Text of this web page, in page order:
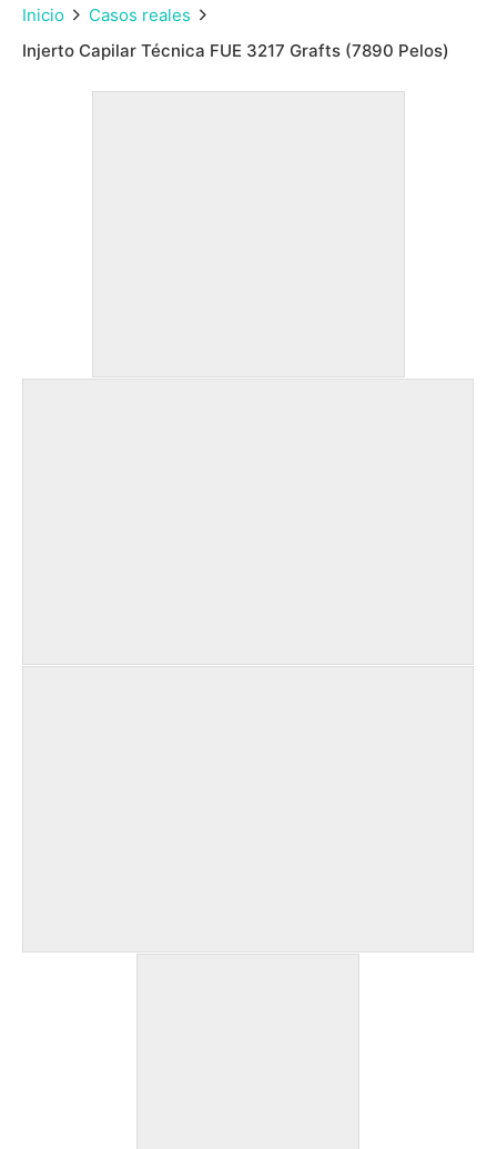
Inicio
Casos reales
Injerto Capilar Técnica FUE 3217 Grafts (7890 Pelos)